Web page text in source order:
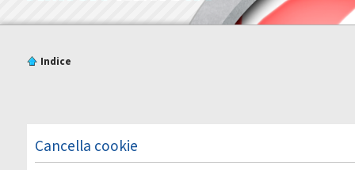
Indice
Cancella cookie